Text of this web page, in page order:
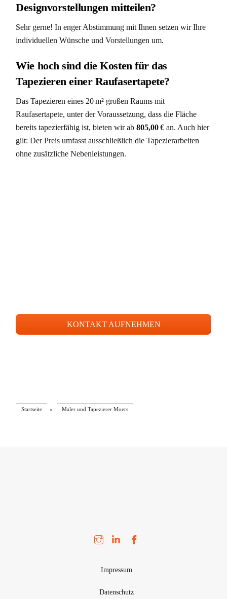
Designvorstellungen mitteilen?
Sehr gerne! In enger Abstimmung mit Ihnen setzen wir Ihre
individuellen Wünsche und Vorstellungen um.
Wie hoch sind die Kosten für das
Tapezieren einer Raufasertapete?
Das Tapezieren eines 20 m² großen Raums mit
Raufasertapete, unter der Voraussetzung, dass die Fläche
bereits tapezierfähig ist, bieten wir ab805,00 € an. Auch hier
gilt: Der Preis umfasst ausschließlich die Tapezierarbeiten
ohne zusätzliche Nebenleistungen.
KONTAKT AUFNEHMEN
Startseite » Maler und Tapezierer Moers
Impressum
Datenschutz